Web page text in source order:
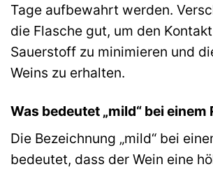
Tage aufbewahrt werden.
die Flasche gut, um den
Sauerstoff zu minimieren und
Weins zu erhalten.
Was bedeutet „mild“ bei einem
Die Bezeichnung „mild“ bei
bedeutet, dass der Wein eine